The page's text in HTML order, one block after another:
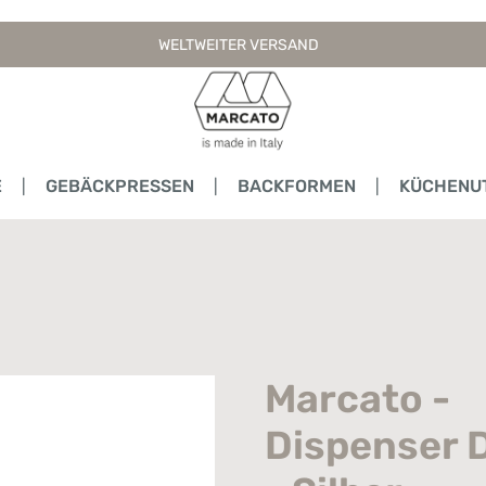
WELTWEITER VERSAND
GEBÄCKPRESSEN BACKFORMEN
Marcato -
Dispenser